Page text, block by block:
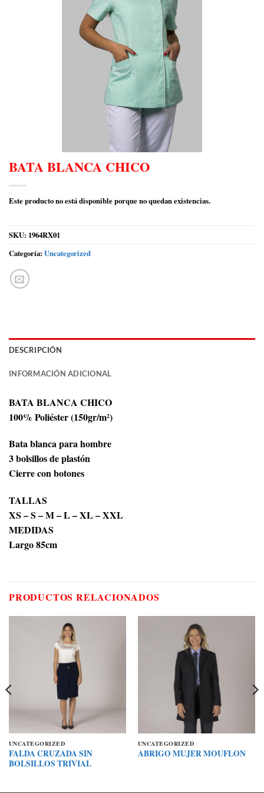
BATA BLANCA CHICO
Este producto no está disponible porque no quedan existencias.
SKU: 1964RX01
Categoría: Uncategorized
DESCRIPCIÓN
INFORMACIÓN ADICIONAL
BATA BLANCA CHICO
100% Poliéster (150gr/m²)
Bata blanca para hombre
3 bolsillos de plastón
Cierre con botones
TALLAS
XS – S – M – L – XL – XXL
MEDIDAS
Largo 85cm
PRODUCTOS RELACIONADOS
UNCATEGORIZED
FALDA CRUZADA SIN
BOLSILLOS TRIVIAL
UNCATEGORIZED
ABRIGO MUJER MOUFLON